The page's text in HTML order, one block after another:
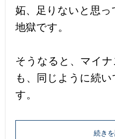
妬、足りないと思
地獄です。
そうなると、マイ
も、同じように続
す。
続き